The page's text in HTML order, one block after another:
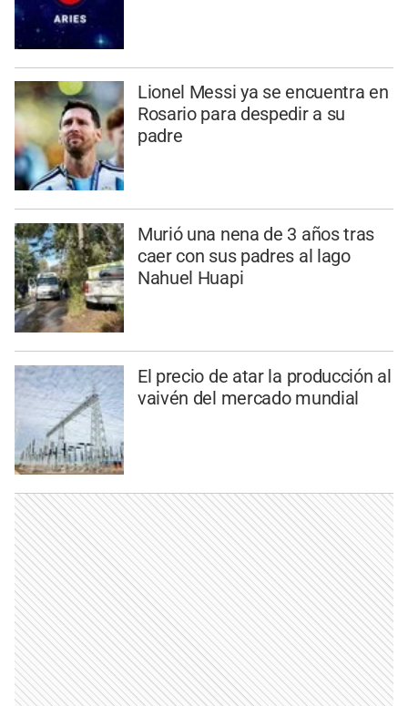
Lionel Messi ya se encuentra en
Rosario para despedir a su
padre
Murió una nena de 3 años tras
caer con sus padres al lago
Nahuel Huapi
El precio de atar la producción al
vaivén del mercado mundial